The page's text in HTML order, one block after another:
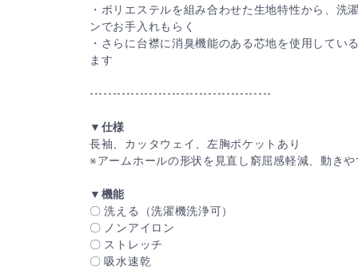
・ポリエステルを組み合わせた生地特性から、洗
ンでお手入れもらく
・さらに台襟に消臭機能のある芯地を使用してい
ます
----------------------------------------
▼仕様
長袖、カッタウェイ、左胸ポケットあり
※アームホールの形状を見直し窮屈感軽減、動き
▼機能
〇 洗える（洗濯機洗浄可）
〇 ノンアイロン
〇 ストレッチ
〇 吸水速乾